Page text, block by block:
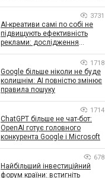
3731
AI-креативи самі по собі не
підвищують ефективність
реклами: дослідження
впливає на ефективність
кампаній
1718
Google більше ніколи не буде
колишнім: AI повністю змінює
правила пошуку
1714
ChatGPT більше не чат-бот:
OpenAI готує головного
конкурента Google і Microsoft
678
Найбільший інвестиційний
форум країни: встигніть